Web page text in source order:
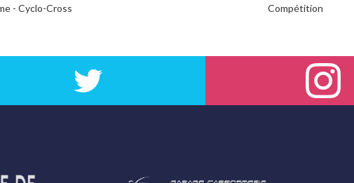
- Cyclo-Cross Compétition